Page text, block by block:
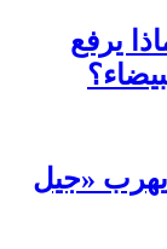
يرفع
يهرب «جيل